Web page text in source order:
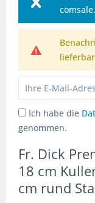
Ich habe die
genommen.
Fr. Dick
18 cm
cm rund